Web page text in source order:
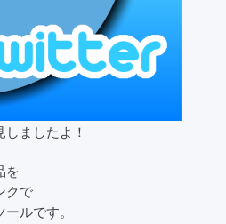
ましたよ！
を
クで
ルです。